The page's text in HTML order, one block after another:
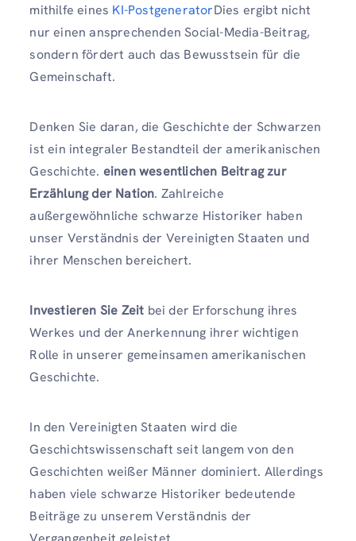
mithilfe eines KI-PostgeneratorDies ergibt nicht
nur einen ansprechenden Social-Media-Beitrag,
sondern fördert auch das Bewusstsein für die
Gemeinschaft.
Denken Sie daran, die Geschichte der Schwarzen
ist ein integraler Bestandteil der amerikanischen
Geschichte. einen wesentlichen Beitrag zur
Erzählung der Nation. Zahlreiche
außergewöhnliche schwarze Historiker haben
unser Verständnis der Vereinigten Staaten und
ihrer Menschen bereichert.
Investieren Sie Zeit bei der Erforschung ihres
Werkes und der Anerkennung ihrer wichtigen
Rolle in unserer gemeinsamen amerikanischen
Geschichte.
In den Vereinigten Staaten wird die
Geschichtswissenschaft seit langem von den
Geschichten weißer Männer dominiert. Allerdings
haben viele schwarze Historiker bedeutende
Beiträge zu unserem Verständnis der